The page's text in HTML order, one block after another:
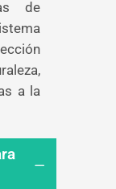
de
a la